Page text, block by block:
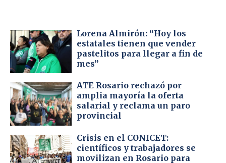
Lorena Almirón: “Hoy los
estatales tienen que vender
pastelitos para llegar a fin de
mes”
ATE Rosario rechazó por
amplia mayoría la oferta
salarial y reclama un paro
provincial
Crisis en el CONICET:
científicos y trabajadores se
movilizan en Rosario para